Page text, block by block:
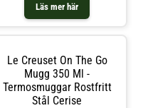
Läs mer här
Le Creuset On The Go
Mugg 350 Ml -
Termosmuggar Rostfritt
Stål Cerise